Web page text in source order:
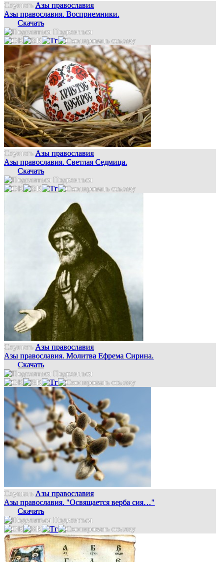
Слушать Азы православия
Азы православия. Восприемники.
Скачать
Поделиться
Слушать Азы православия
Азы православия. Светлая Седмица.
Скачать
Поделиться
Слушать Азы православия
Азы православия. Молитва Ефрема Сирина.
Скачать
Поделиться
Слушать Азы православия
Азы православия. "Освящается верба сия…"
Скачать
Поделиться